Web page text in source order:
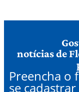
notícias de
Preencha o
se cadastrar